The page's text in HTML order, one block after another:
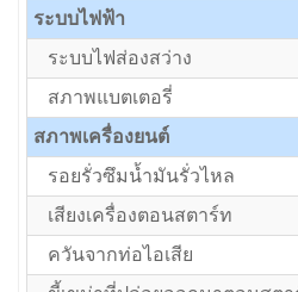
ระบบไฟฟ้า
ระบบไฟส่องสว่าง
สภาพแบตเตอรี่
สภาพเครื่องยนต์
รอยรั่วซึมน้ำมันรั่วไหล
เสียงเครื่องตอนสตาร์ท
ควันจากท่อไอเสีย